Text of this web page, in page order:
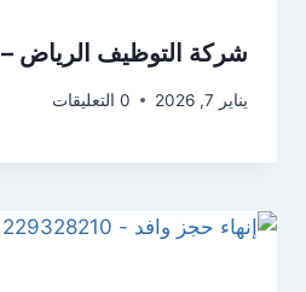
شركة التوظيف الرياض – 01229328210
يناير 7, 2026 0 التعليقات